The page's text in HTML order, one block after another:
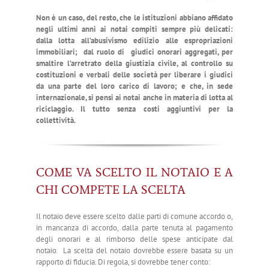
Non è un caso, del resto, che le istituzioni abbiano affidato
negli ultimi anni ai notai compiti sempre più delicati:
dalla lotta all’abusivismo edilizio alle espropriazioni
immobiliari; dal ruolo di giudici onorari aggregati, per
smaltire l’arretrato della giustizia civile, al controllo su
costituzioni e verbali delle società per liberare i giudici
da una parte del loro carico di lavoro; e che, in sede
internazionale, si pensi ai notai anche in materia di lotta al
riciclaggio. Il tutto senza costi aggiuntivi per la
collettività.
COME VA SCELTO IL NOTAIO E A
CHI COMPETE LA SCELTA
Il notaio deve essere scelto dalle parti di comune accordo o,
in mancanza di accordo, dalla parte tenuta al pagamento
degli onorari e al rimborso delle spese anticipate dal
notaio. La scelta del notaio dovrebbe essere basata su un
rapporto di fiducia. Di regola, si dovrebbe tener conto: